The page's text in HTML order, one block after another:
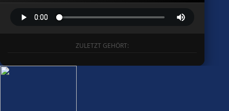
ZULETZT GEHÖRT: